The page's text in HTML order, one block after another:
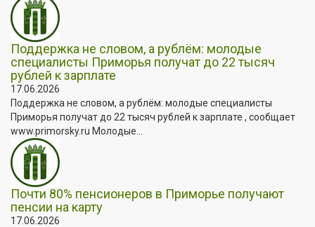
Поддержка не словом, а рублём: молодые
специалисты Приморья получат до 22 тысяч
рублей к зарплате
17.06.2026
Поддержка не словом, а рублём: молодые специалисты
Приморья получат до 22 тысяч рублей к зарплате , сообщает
www.primorsky.ru Молодые...
Почти 80% пенсионеров в Приморье получают
пенсии на карту
17.06.2026